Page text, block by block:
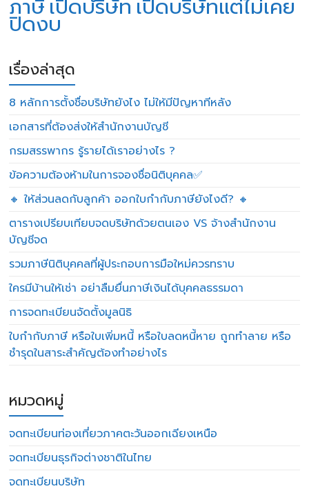
ภาษี เปิดบริษัท เปิดบริษัทแต่ไม่เคย
ปิดงบ
เรื่องล่าสุด
8 หลักการตั้งชื่อบริษัทยังไง ไม่ให้มีปัญหาทีหลัง
เอกสารที่ต้องส่งให้สำนักงานบัญชี
กรมสรรพากร รู้รายได้เราอย่างไร ?
ข้อความต้องห้ามในการจองชื่อนิติบุคคล✅
🔸 ให้ส่วนลดกับลูกค้า ออกใบกำกับภาษียังไงดี? 🔸
ตารางเปรียบเทียบจดบริษัทด้วยตนเอง VS จ้างสำนักงาน
บัญชีจด
รวมภาษีนิติบุคคลที่ผู้ประกอบการมือใหม่ควรทราบ
ใครมีบ้านให้เช่า อย่าลืมยื่นภาษีเงินได้บุคคลธรรมดา
การจดทะเบียนจัดตั้งมูลนิธิ
ใบกำกับภาษี หรือใบเพิ่มหนี้ หรือใบลดหนี้หาย ถูกทำลาย หรือ
ชำรุดในสาระสำคัญต้องทำอย่างไร
หมวดหมู่
จดทะเบียนท่องเที่ยวภาคตะวันออกเฉียงเหนือ
จดทะเบียนธุรกิจต่างชาติในไทย
จดทะเบียนบริษัท